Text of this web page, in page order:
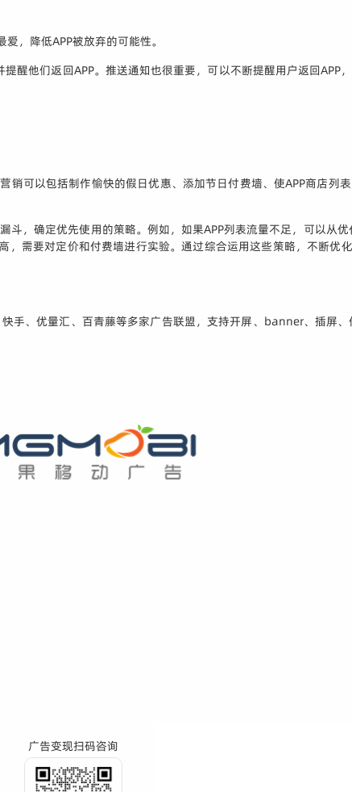
，降低APP被放弃的可能性。
他们返回APP。推送通知也很重要，可以不断提醒用户返回APP
可以包括制作愉快的假日优惠、添加节日付费墙、使APP商店列
，确定优先使用的策略。例如，如果APP列表流量不足，可以从
需要对定价和付费墙进行实验。通过综合运用这些策略，不断优
手、优量汇、百青藤等多家广告联盟，支持开屏、banner、插屏
广告变现扫码咨询